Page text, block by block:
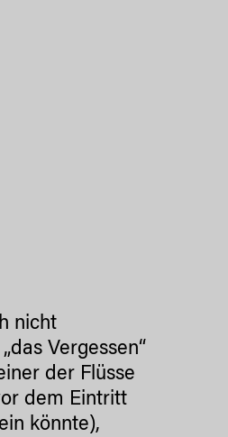
nicht
Vergessen“
der Flüsse
dem Eintritt
könnte),